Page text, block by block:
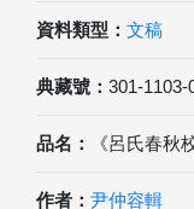
資料類型： 文稿
典藏號： 301-1103-
品名： 《呂氏春秋
作者： 尹仲容輯